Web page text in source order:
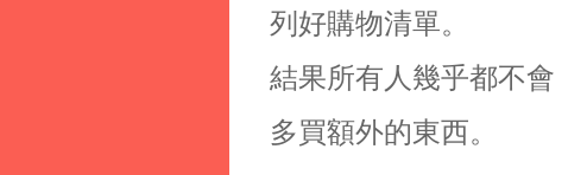
列好購物清單。
結果所有人幾乎都不會
多買額外的東西。